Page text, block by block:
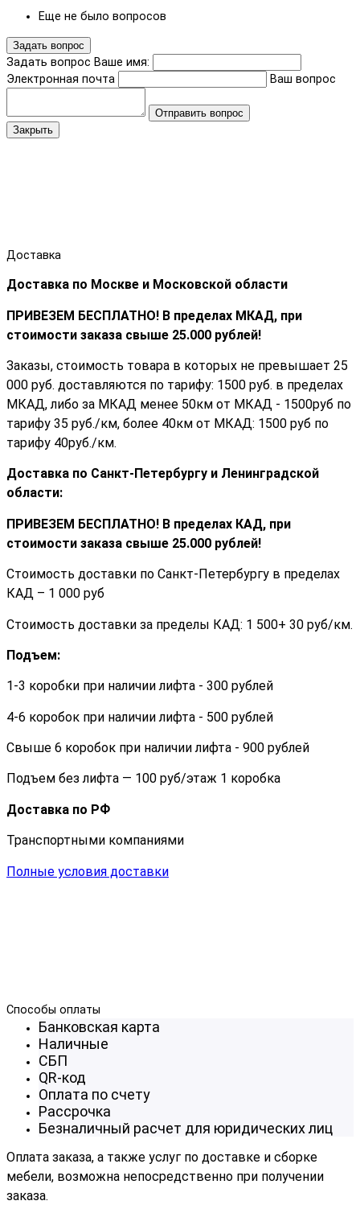
Еще не было вопросов
Задать вопрос
Задать вопрос Ваше имя:
Электронная почта
Ваш вопрос
Отправить вопрос
Закрыть
Доставка
Доставка по Москве и Московской области
ПРИВЕЗЕМ БЕСПЛАТНО! В пределах МКАД, при
стоимости заказа cвыше 25.000 рублей!
Заказы, стоимость товара в которых не превышает 25
000 руб. доставляются по тарифу: 1500 руб. в пределах
МКАД, либо за МКАД менее 50км от МКАД - 1500руб по
тарифу 35 руб./км, более 40км от МКАД: 1500 руб по
тарифу 40руб./км.
Доставка по Санкт-Петербургу и Ленинградской
области:
ПРИВЕЗЕМ БЕСПЛАТНО! В пределах КАД, при
стоимости заказа cвыше 25.000 рублей!
Стоимость доставки по Санкт-Петербургу в пределах
КАД – 1 000 руб
Стоимость доставки за пределы КАД: 1 500+ 30 руб/км.
Подъем:
1-3 коробки при наличии лифта - 300 рублей
4-6 коробок при наличии лифта - 500 рублей
Свыше 6 коробок при наличии лифта - 900 рублей
Подъем без лифта — 100 руб/этаж 1 коробка
Доставка по РФ
Транспортными компаниями
Полные условия доставки
Способы оплаты
Банковская карта
Наличные
СБП
QR-код
Оплата по счету
Рассрочка
Безналичный расчет для юридических лиц
Оплата заказа, а также услуг по доставке и сборке
мебели, возможна непосредственно при получении
заказа.